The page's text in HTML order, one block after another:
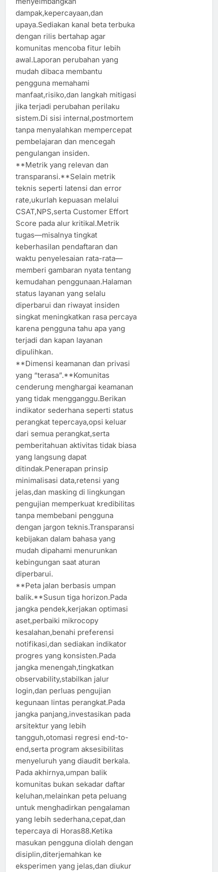
dampak,kepercayaan,dan
upaya.Sediakan kanal beta terbuka
dengan rilis bertahap agar
komunitas mencoba fitur lebih
awal.Laporan perubahan yang
mudah dibaca membantu
pengguna memahami
manfaat,risiko,dan langkah mitigasi
jika terjadi perubahan perilaku
sistem.Di sisi internal,postmortem
tanpa menyalahkan mempercepat
pembelajaran dan mencegah
pengulangan insiden.
**Metrik yang relevan dan
transparansi.**Selain metrik
teknis seperti latensi dan error
rate,ukurlah kepuasan melalui
CSAT,NPS,serta Customer Effort
Score pada alur kritikal.Metrik
tugas—misalnya tingkat
keberhasilan pendaftaran dan
waktu penyelesaian rata-rata—
memberi gambaran nyata tentang
kemudahan penggunaan.Halaman
status layanan yang selalu
diperbarui dan riwayat insiden
singkat meningkatkan rasa percaya
karena pengguna tahu apa yang
terjadi dan kapan layanan
dipulihkan.
**Dimensi keamanan dan privasi
yang “terasa”.**Komunitas
cenderung menghargai keamanan
yang tidak mengganggu.Berikan
indikator sederhana seperti status
perangkat tepercaya,opsi keluar
dari semua perangkat,serta
pemberitahuan aktivitas tidak biasa
yang langsung dapat
ditindak.Penerapan prinsip
minimalisasi data,retensi yang
jelas,dan masking di lingkungan
pengujian memperkuat kredibilitas
tanpa membebani pengguna
dengan jargon teknis.Transparansi
kebijakan dalam bahasa yang
mudah dipahami menurunkan
kebingungan saat aturan
diperbarui.
**Peta jalan berbasis umpan
balik.**Susun tiga horizon.Pada
jangka pendek,kerjakan optimasi
aset,perbaiki mikrocopy
kesalahan,benahi preferensi
notifikasi,dan sediakan indikator
progres yang konsisten.Pada
jangka menengah,tingkatkan
observability,stabilkan jalur
login,dan perluas pengujian
kegunaan lintas perangkat.Pada
jangka panjang,investasikan pada
arsitektur yang lebih
tangguh,otomasi regresi end-to-
end,serta program aksesibilitas
menyeluruh yang diaudit berkala.
Pada akhirnya,umpan balik
komunitas bukan sekadar daftar
keluhan,melainkan peta peluang
untuk menghadirkan pengalaman
yang lebih sederhana,cepat,dan
tepercaya di Horas88.Ketika
masukan pengguna diolah dengan
disiplin,diterjemahkan ke
eksperimen yang jelas,dan diukur